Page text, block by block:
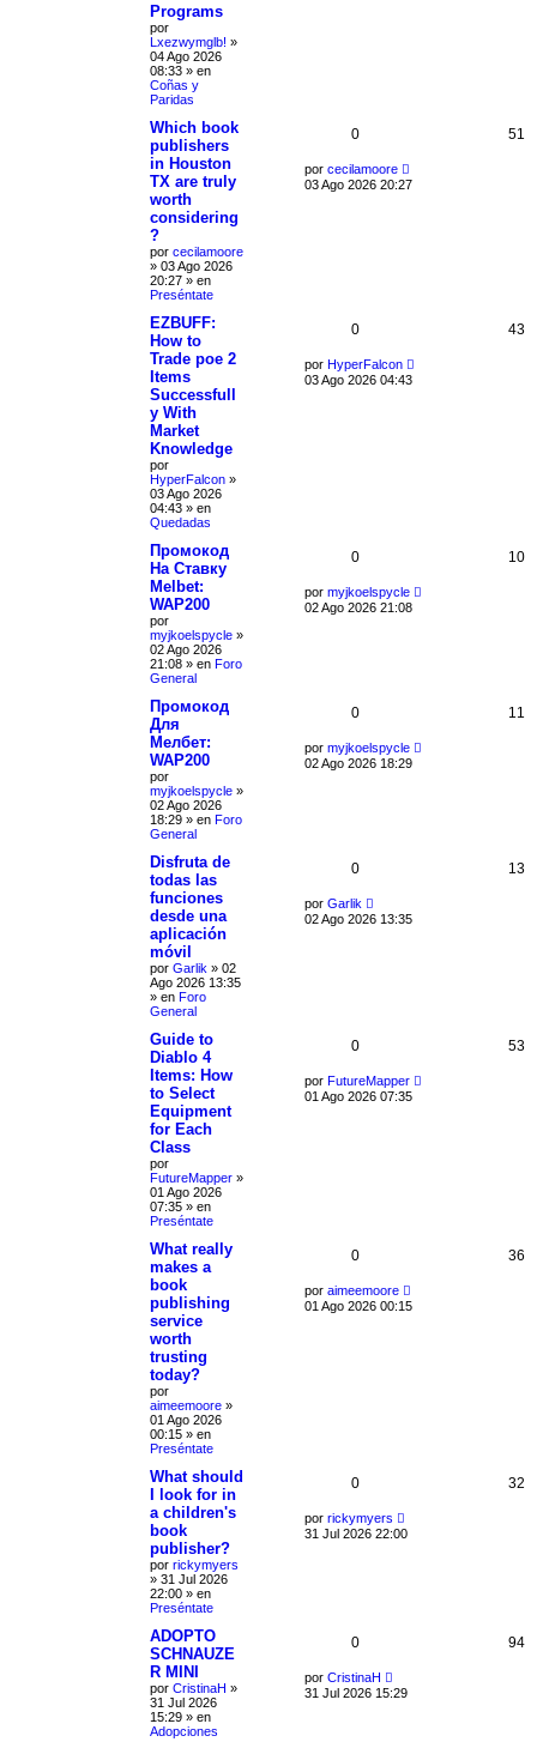
Programs
por
Lxezwymglb! »
04 Ago 2026
08:33 » en
Coñas y
Paridas
Which book
publishers
in Houston
TX are truly
worth
considering
?
por cecilamoore
» 03 Ago 2026
20:27 » en
Preséntate
0 51
por cecilamoore
03 Ago 2026 20:27
EZBUFF:
How to
Trade poe 2
Items
Successfull
y With
Market
Knowledge
por
HyperFalcon »
03 Ago 2026
04:43 » en
Quedadas
0 43
por HyperFalcon
03 Ago 2026 04:43
Промокод
На Ставку
Melbet:
WAP200
por
myjkoelspycle »
02 Ago 2026
21:08 » en Foro
General
0 10
por myjkoelspycle
02 Ago 2026 21:08
Промокод
Для
Мелбет:
WAP200
por
myjkoelspycle »
02 Ago 2026
18:29 » en Foro
General
0 11
por myjkoelspycle
02 Ago 2026 18:29
Disfruta de
todas las
funciones
desde una
aplicación
móvil
por Garlik » 02
Ago 2026 13:35
» en Foro
General
0 13
por Garlik
02 Ago 2026 13:35
Guide to
Diablo 4
Items: How
to Select
Equipment
for Each
Class
por
FutureMapper »
01 Ago 2026
07:35 » en
Preséntate
0 53
por FutureMapper
01 Ago 2026 07:35
What really
makes a
book
publishing
service
worth
trusting
today?
por
aimeemoore »
01 Ago 2026
00:15 » en
Preséntate
0 36
por aimeemoore
01 Ago 2026 00:15
What should
I look for in
a children's
book
publisher?
por rickymyers
» 31 Jul 2026
22:00 » en
Preséntate
0 32
por rickymyers
31 Jul 2026 22:00
ADOPTO
SCHNAUZE
R MINI
por CristinaH »
31 Jul 2026
15:29 » en
Adopciones
0 94
por CristinaH
31 Jul 2026 15:29